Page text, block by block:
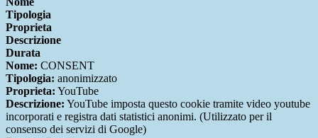
Tipologia
Proprieta
Descrizione
Durata
Nome: CONSENT
Tipologia: anonimizzato
Proprieta: YouTube
Descrizione: YouTube imposta questo cookie tramite video youtube
incorporati e registra dati statistici anonimi. (Utilizzato per il
consenso dei servizi di Google)